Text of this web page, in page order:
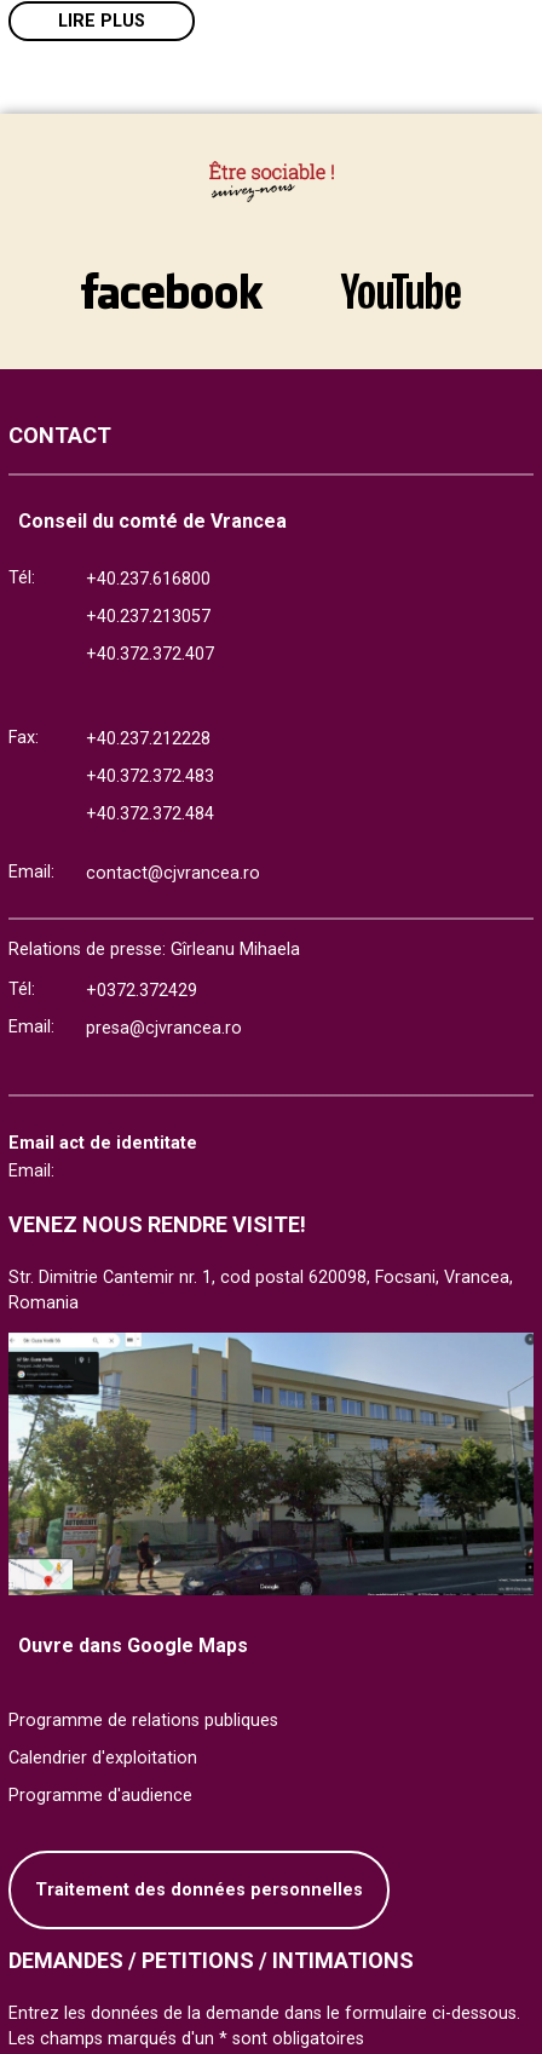
LIRE PLUS
CONTACT
Conseil du comté de Vrancea
Tél:
+40.237.616800
+40.237.213057
+40.372.372.407
Fax:
+40.237.212228
+40.372.372.483
+40.372.372.484
Email: contact@cjvrancea.ro
Relations de presse: Gîrleanu Mihaela
Tél:
+0372.372429
Email:
presa@cjvrancea.ro
Email act de identitate
Email:
VENEZ NOUS RENDRE VISITE!
Str. Dimitrie Cantemir nr. 1, cod postal 620098, Focsani, Vrancea,
Romania
Ouvre dans Google Maps
Programme de relations publiques
Calendrier d'exploitation
Programme d'audience
Traitement des données personnelles
DEMANDES / PETITIONS / INTIMATIONS
Entrez les données de la demande dans le formulaire ci-dessous.
Les champs marqués d'un * sont obligatoires